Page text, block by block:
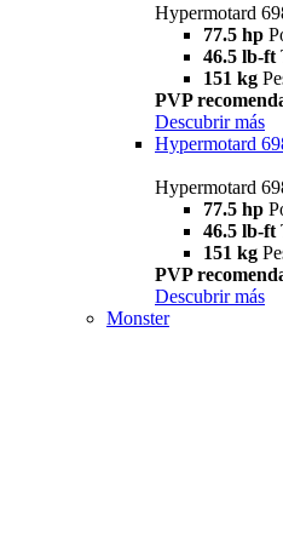
Hypermotard
77.5 hp
46.5 lb-ft
151 kg
PVP
Descubrir más
Hypermotard
Hypermotard
77.5 hp
46.5 lb-ft
151 kg
PVP
Descubrir más
Monster